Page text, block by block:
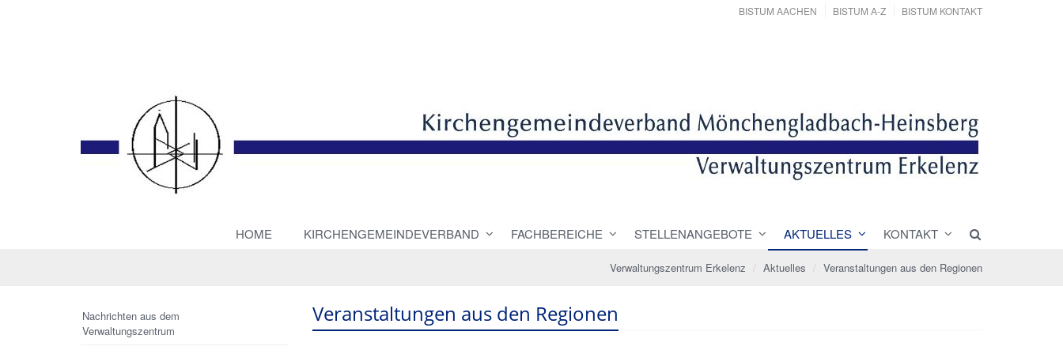
BISTUM AACHEN BISTUM A-Z BISTUM KONTAKT
HOME KIRCHENGEMEINDEVERBAND FACHBEREICHE STELLENANGEBOTE AKTUELLES KONTAKT
Verwaltungszentrum Erkelenz Aktuelles Veranstaltungen aus den Regionen
Veranstaltungen aus den Regionen
Nachrichten aus dem
Verwaltungszentrum